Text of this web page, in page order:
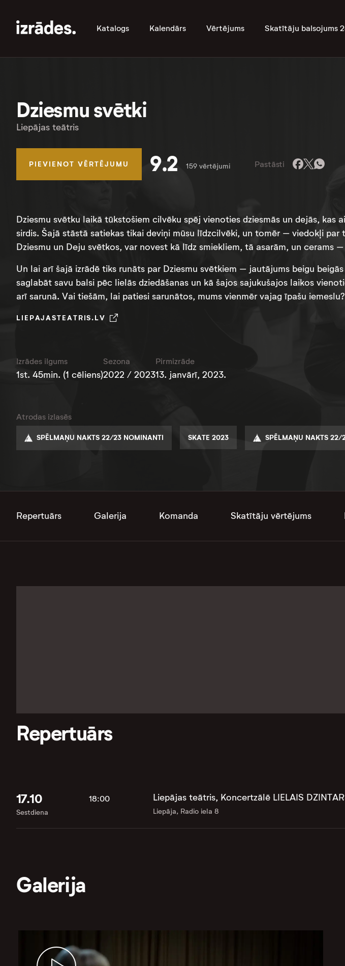
Katalogs Kalendārs Vērtējums Skatītāju balsojums
Dziesmu svētki
Liepājas teātris
PIEVIENOT VĒRTĒJUMU 9.2 159 vērtējumi Pastāsti
Dziesmu svētku laikā tūkstošiem cilvēku spēj vienoties dziesmās un dejās, kas
sirdis. Šajā stāstā satiekas tikai deviņi mūsu līdzcilvēki, un tomēr – viedokļi par
Dziesmu un Deju svētkos, var novest kā līdz smiekliem, tā asarām, un cerams
Un lai arī šajā izrādē tiks runāts par Dziesmu svētkiem – jautājums beigu
saglabāt savu balsi pēc lielās dziedāšanas un kā šajos sajukušajos laikos
arī sarunā. Vai tiešām, lai patiesi sarunātos, mums vienmēr vajag īpašu iemeslu?
LIEPAJASTEATRIS.LV
Izrādes ilgums
1st. 45min. (1 cēliens)
Sezona
2022 / 2023
Pirmizrāde
13. janvārī, 2023.
Atrodas izlasēs
SPĒLMAŅU NAKTS 22/23 NOMINANTI SKATE 2023 SPĒLMAŅU NAKTS 22/
Repertuārs Galerija Komanda Skatītāju vērtējums
Repertuārs
17.10
Sestdiena
18:00 Liepājas teātris, Koncertzālē LIELAIS
Liepāja, Radio iela 8
Galerija